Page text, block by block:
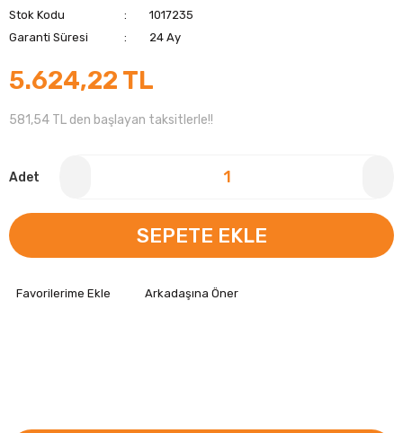
Stok Kodu
1017235
Garanti Süresi
24 Ay
5.624,22 TL
581,54 TL den başlayan taksitlerle!!
Adet
SEPETE EKLE
Arkadaşına Öner